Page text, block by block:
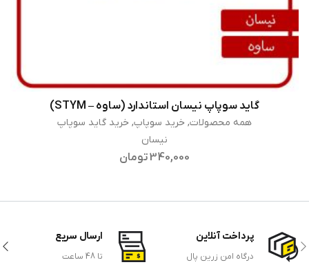
اطلاعات بیشتر
گاید سوپاپ نیسان استاندارد (ساوه – STYM)
همه محصولات, خرید سوپاپ, خرید گاید سوپاپ
نیسان
340,000تومان
پرداخت آنلاین
درگاه امن زرین پال
ارسال سریع
تا 48 ساعت